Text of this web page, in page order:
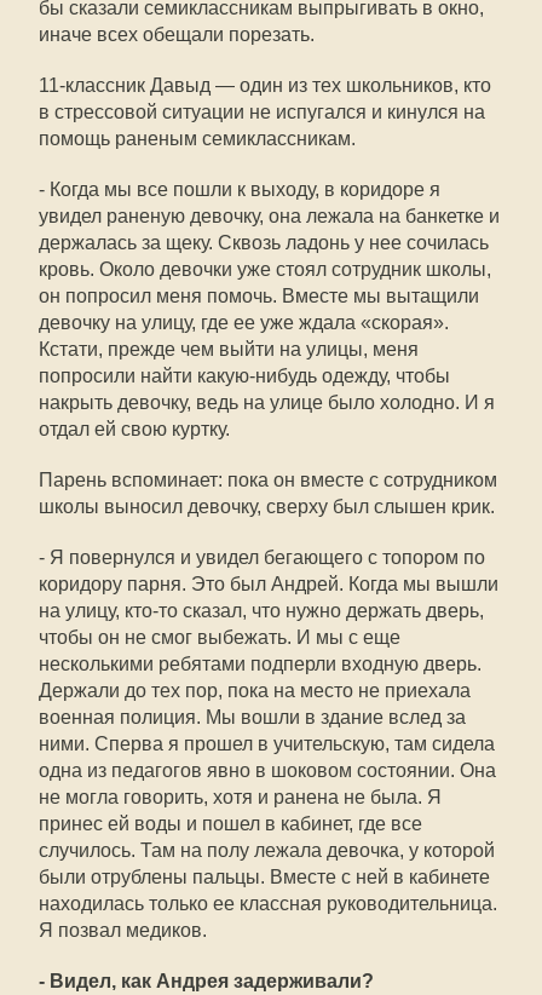
бы сказали семиклассникам выпрыгивать в окно,
иначе всех обещали порезать.
11-классник Давыд — один из тех школьников, кто
в стрессовой ситуации не испугался и кинулся на
помощь раненым семиклассникам.
- Когда мы все пошли к выходу, в коридоре я
увидел раненую девочку, она лежала на банкетке и
держалась за щеку. Сквозь ладонь у нее сочилась
кровь. Около девочки уже стоял сотрудник школы,
он попросил меня помочь. Вместе мы вытащили
девочку на улицу, где ее уже ждала «скорая».
Кстати, прежде чем выйти на улицы, меня
попросили найти какую-нибудь одежду, чтобы
накрыть девочку, ведь на улице было холодно. И я
отдал ей свою куртку.
Парень вспоминает: пока он вместе с сотрудником
школы выносил девочку, сверху был слышен крик.
- Я повернулся и увидел бегающего с топором по
коридору парня. Это был Андрей. Когда мы вышли
на улицу, кто-то сказал, что нужно держать дверь,
чтобы он не смог выбежать. И мы с еще
несколькими ребятами подперли входную дверь.
Держали до тех пор, пока на место не приехала
военная полиция. Мы вошли в здание вслед за
ними. Сперва я прошел в учительскую, там сидела
одна из педагогов явно в шоковом состоянии. Она
не могла говорить, хотя и ранена не была. Я
принес ей воды и пошел в кабинет, где все
случилось. Там на полу лежала девочка, у которой
были отрублены пальцы. Вместе с ней в кабинете
находилась только ее классная руководительница.
Я позвал медиков.
- Видел, как Андрея задерживали?